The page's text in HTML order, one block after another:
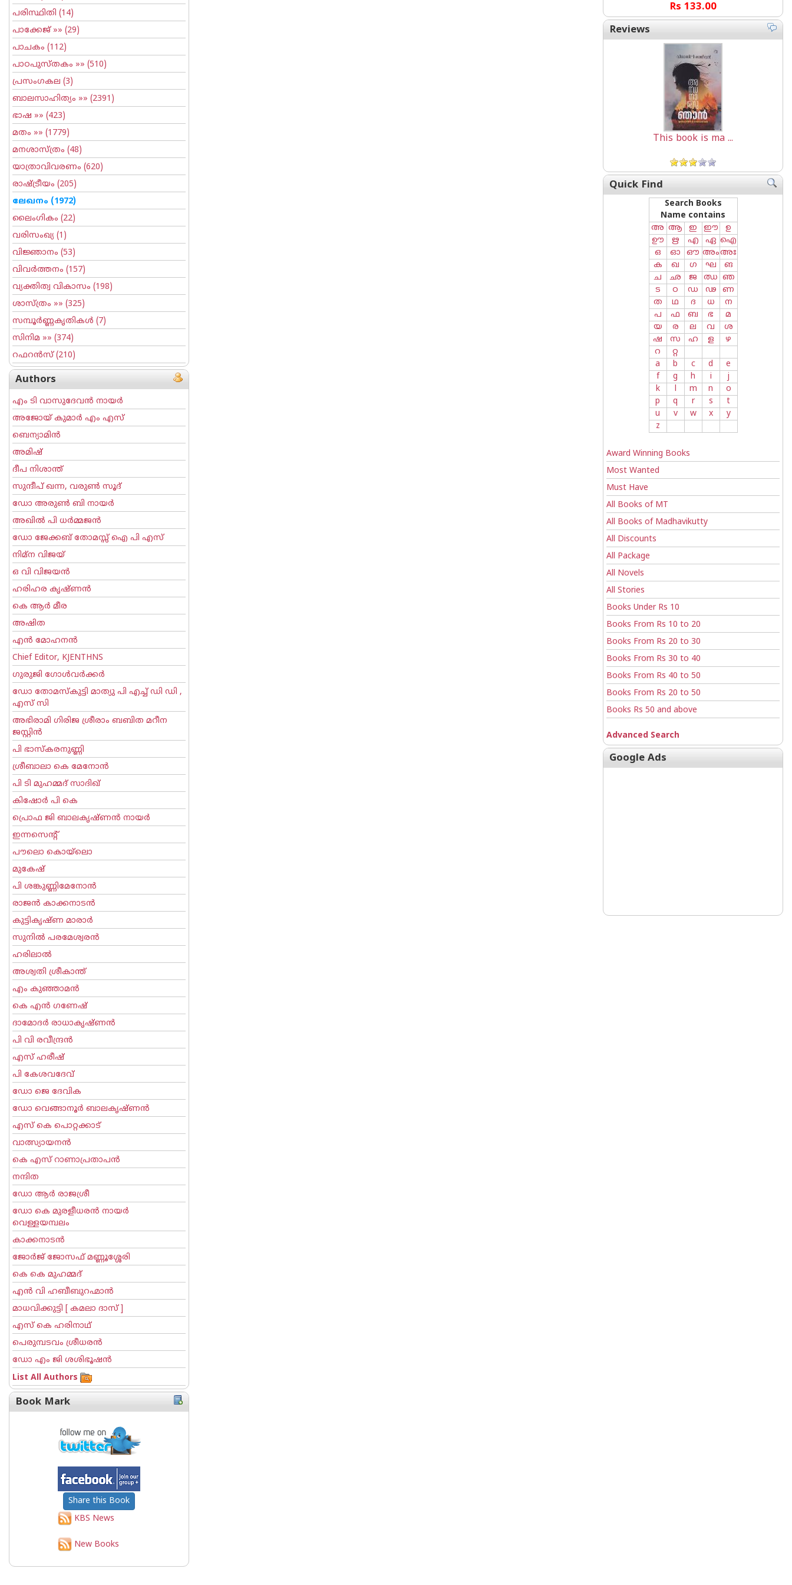
പരിസ്ഥിതി (14)
പാക്കേജ് »» (29)
പാചകം (112)
പാഠപുസ്തകം »» (510)
പ്രസംഗകല (3)
ബാലസാഹിത്യം »» (2391)
ഭാഷ »» (423)
മതം »» (1779)
മനശാസ്ത്രം (48)
യാത്രാവിവരണം (620)
രാഷ്ട്രീയം (205)
ലേഖനം (1972)
ലൈംഗികം (22)
വരിസംഖ്യ (1)
വിജ്ഞാനം (53)
വിവര്‍ത്തനം (157)
വ്യക്തിത്വ വികാസം (198)
ശാസ്ത്രം »» (325)
സമ്പൂര്‍ണ്ണകൃതികള്‍ (7)
സിനിമ »» (374)
റഫറന്‍സ്(210)
Authors
എം ടി വാസുദേവന്‍ നായര്‍
അജോയ് കുമാര്‍ എം എസ്
ബെന്യാമിന്‍
അമിഷ്
ദീപ നിശാന്ത്
സുന്ദീപ് ഖന്ന, വരുൺ സൂദ്
ഡോ അരുണ്‍ ബി നായര്‍
അഖില്‍ പി ധര്‍മ്മജന്‍
ഡോ ജേക്കബ് തോമസ്സ് ഐ പി എസ്
നിമ്ന വിജയ്
ഒ വി വിജയന്‍
ഹരിഹര കൃഷ്ണൻ
കെ ആര്‍ മീര
അഷിത
എന്‍ മോഹനന്‍
Chief Editor, KJENTHNS
ഗുരുജി ഗോള്‍‌വര്‍ക്കര്‍
ഡോ തോമസ്കുട്ടി മാത്യു പി എച്ച് ഡി ഡി ,
എസ് സി
അഭിരാമി ഗിരിജ ശ്രീരാം ബബിത മറീന
ജസ്റ്റിന്‍
പി ഭാസ്കരനുണ്ണി
ശ്രീബാലാ കെ മേനോന്‍
പി ടി മുഹമ്മദ് സാദിഖ്‌
കിഷോർ പി കെ
പ്രൊഫ ജി ബാലകൃഷ്ണന്‍ നായര്‍
ഇന്നസെന്റ്‌
പൗലൊ കൊയ്ലൊ
മുകേഷ്
പി ശങ്കുണ്ണിമേനോന്‍
രാജന്‍ കാക്കനാടന്‍
കുട്ടികൃഷ്ണ മാരാര്‍
സുനില്‍ പരമേശ്വരന്‍
ഹരിലാല്‍
അശ്വതി ശ്രീകാന്ത്
എം കുഞ്ഞാമന്‍
കെ എന്‍ ഗണേഷ്
ദാമോദർ രാധാകൃഷ്ണൻ
പി വി രവീന്ദ്രന്‍
എസ് ഹരീഷ്
പി കേശവദേവ്‌
ഡോ ജെ ദേവിക
ഡോ വെങ്ങാനൂര്‍ ബാലകൃഷ്ണന്‍
എസ്‌ കെ പൊറ്റക്കാട്‌
വാത്സ്യായനന്‍
കെ എസ് റാണാപ്രതാപന്‍
നന്ദിത
ഡോ ആര്‍ രാജശ്രീ
ഡോ കെ മുരളീധരന്‍ നായര്‍
വെള്ളയമ്പലം
കാക്കനാടന്‍
ജോര്‍ജ് ജോസഫ് മണ്ണൂശ്ശേരി
കെ കെ മുഹമ്മദ്
എന്‍ വി ഹബീബുറഹ്മാന്‍
മാധവിക്കുട്ടി [ കമലാ ദാസ് ]
എസ് കെ ഹരിനാഥ്
പെരുമ്പടവം ശ്രീധര‌ന്‍
ഡോ എം ജി ശശിഭൂഷന്‍
List All Authors
Book Mark
Share this Book
KBS News
New Books
Rs 133.00
Reviews
This book is ma ...
Quick Find
Search Books
Name contains
അ ആ ഇ ഈ
ഉ
ഊ
ഋ എ ഏ ഐ
ഒ
ഓ ഔ അംഅഃ
ക
ഖ ഗ ഘ
ങ
ച
ഛ ജ ഝ ഞ
ട
ഠ ഡ ഢ
ണ
ത
ഥ ദ ധ
ന
പ
ഫ ബ ഭ
മ
യ
ര ല വ
ശ
ഷ
സ ഹ ള
ഴ
റ
റ്റ
a
b c d
e
f
g h i
j
k
l m n
o
p
q r s
t
u
v w x
y
z
Award Winning Books
Most Wanted
Must Have
All Books of MT
All Books of Madhavikutty
All Discounts
All Package
All Novels
All Stories
Books Under Rs 10
Books From Rs 10 to 20
Books From Rs 20 to 30
Books From Rs 30 to 40
Books From Rs 40 to 50
Books From Rs 20 to 50
Books Rs 50 and above
Advanced Search
Google Ads